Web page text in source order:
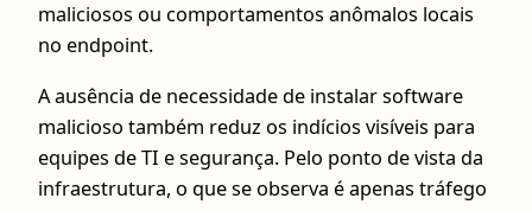
maliciosos ou comportamentos anômalos locais
no endpoint.
A ausência de necessidade de instalar software
malicioso também reduz os indícios visíveis para
equipes de TI e segurança. Pelo ponto de vista da
infraestrutura, o que se observa é apenas tráfego